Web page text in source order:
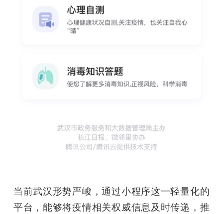
当前武汉形势严峻，通过小程序这一轻量化的
平台，能够将疫情相关权威信息及时传递，推